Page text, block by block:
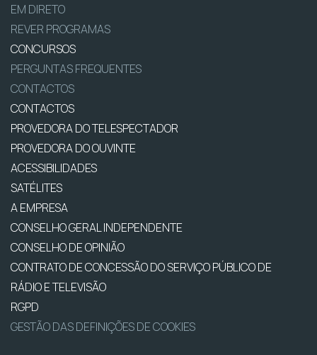
EM DIRETO
REVER PROGRAMAS
CONCURSOS
PERGUNTAS FREQUENTES
CONTACTOS
CONTACTOS
PROVEDORA DO TELESPECTADOR
PROVEDORA DO OUVINTE
ACESSIBILIDADES
SATÉLITES
A EMPRESA
CONSELHO GERAL INDEPENDENTE
CONSELHO DE OPINIÃO
CONTRATO DE CONCESSÃO DO SERVIÇO PÚBLICO DE
RÁDIO E TELEVISÃO
RGPD
GESTÃO DAS DEFINIÇÕES DE COOKIES